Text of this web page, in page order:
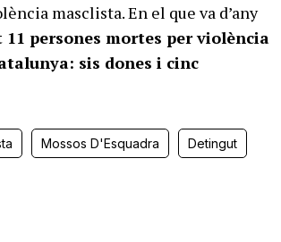
masclista. En el que va d’any
persones mortes per violència
sis dones i cinc
Mossos D'Esquadra Detingut